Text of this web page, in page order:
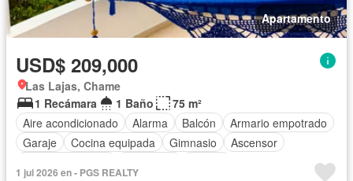
Apartamento
USD$ 209,000
Las Lajas, Chame
1 Recámara
1 Baño
75 m²
Aire acondicionado
Alarma Balcón
Armario empotrado
Garaje
Cocina equipada Gimnasio
Ascensor
1 jul 2026 en - PGS REALTY